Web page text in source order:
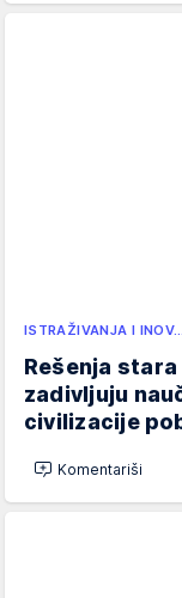
ISTRAŽIVANJA I INOV…
Rešenja
zadivljuju
civilizacije
Komentariši